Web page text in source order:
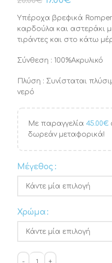
Υπέροχα βρεφικά
καρδούλα και αστεράκι
τιράντες και στο κάτω
Σύνθεση : 100%Ακρυλικό
Πλύση : Συνίσταται
νερό
Με παραγγελία 45.00€
δωρεάν μεταφορικά!
Μέγεθος
Χρώμα